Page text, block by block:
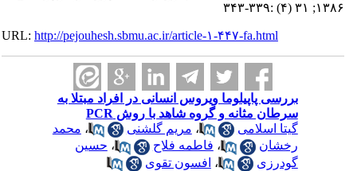
۱۳۸۶; ۳۱ (۴) :۳۳۹-۳۴۳
URL:http://pejouhesh.sbmu.ac.ir/article-۱-۴۴۷-fa.html
بررسی پاپیلوما ویروس انسانی در افراد مبتلا به
سرطان مثانه و گروه شاهد با روش PCR
گیتا اسلامی
،مریم گلشنی ،محمد
رخشان
،فاطمه فلاح ،حسین
گودرزی
،افسون تقوی